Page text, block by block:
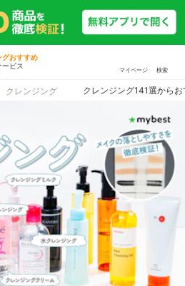
グおすすめ
ビス
マイページ 検索
クレンジング クレンジング141選から